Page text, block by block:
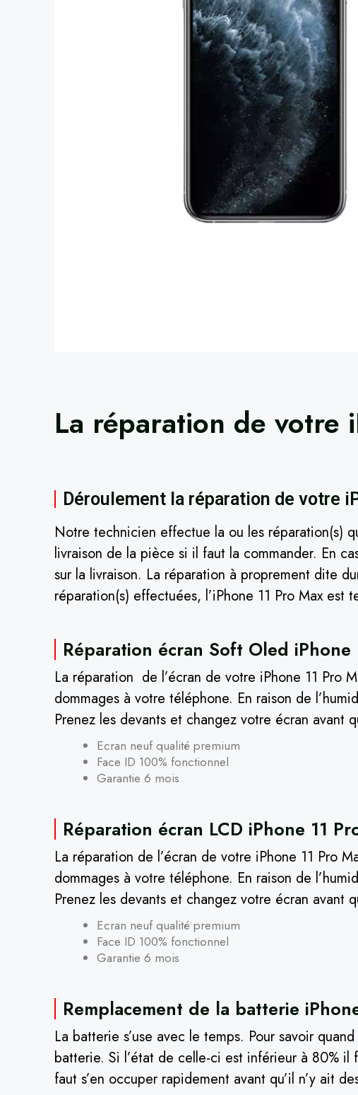
La réparation de votre
Déroulement la réparation de votre
Notre technicien effectue la ou les réparation(s)
livraison de la pièce si il faut la commander. En
sur la livraison. La réparation à proprement dite
réparation(s) effectuées, l’iPhone 11 Pro Max
Réparation écran Soft Oled iPhone
La réparation de l’écran de votre iPhone 11 Pro
dommages à votre téléphone. En raison de
Prenez les devants et changez votre écran avant
Ecran neuf qualité premium
Face ID 100% fonctionnel
Garantie 6 mois
Réparation écran LCD iPhone 11
La réparation de l’écran de votre iPhone 11 Pro
dommages à votre téléphone. En raison de
Prenez les devants et changez votre écran avant
Ecran neuf qualité premium
Face ID 100% fonctionnel
Garantie 6 mois
Remplacement de la batterie
La batterie s’use avec le temps. Pour savoir
batterie. Si l’état de celle-ci est inférieur à 80% il
faut s’en occuper rapidement avant qu’il n’y ait